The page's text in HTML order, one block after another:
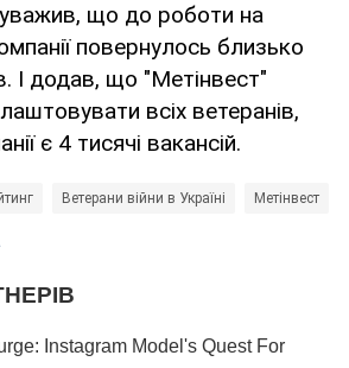
що до роботи на
повернулось близько
І додав, що "Метінвест"
всіх ветеранів,
є 4 тисячі вакансій.
Ветерани війни в Україні Метінвест